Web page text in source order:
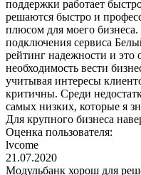
поддержки работает
решаются быстро и
плюсом для моего
подключения сервиса
рейтинг надежности и это
необходимость вести
учитывая интересы
критичны. Среди
самых низких, которые я
Для крупного бизнеса
Оценка пользователя:
lvcome
21.07.2020
Модульбанк хорош для